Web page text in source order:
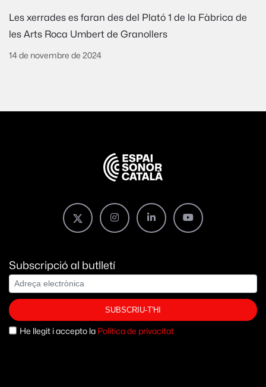
Les xerrades es faran des del Plató 1 de la Fàbrica de
les Arts Roca Umbert de Granollers
14 de novembre de 2024
Subscripció al butlletí
SUBSCRIU-T'HI
He llegit i accepto la Política de privacitat